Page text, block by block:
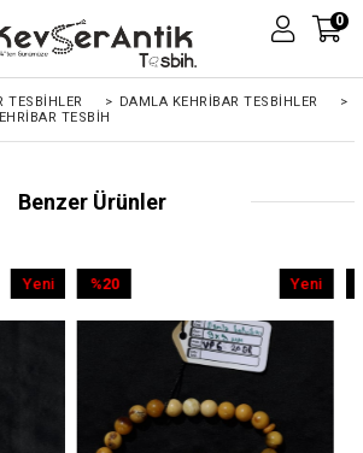
0
TESBIHLER > DAMLA KEHRİBAR TESBİHLER
>
TESBIH
Benzer Ürünler
%20
%9
%9İndirim